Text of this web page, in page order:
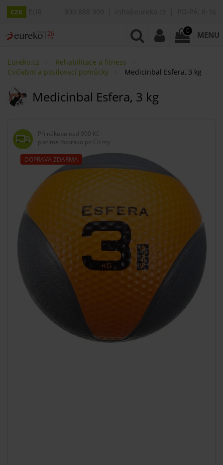
CZK
0 MENU
Eureko.cz
Rehabilitace a fitness
Cvičební a posilovací pomůcky
Medicinbal Esfera, 3 kg
Medicinbal Esfera, 3 kg
Při nákupu nad 990 Kč
platíme dopravu po ČR my
DOPRAVA ZDARMA